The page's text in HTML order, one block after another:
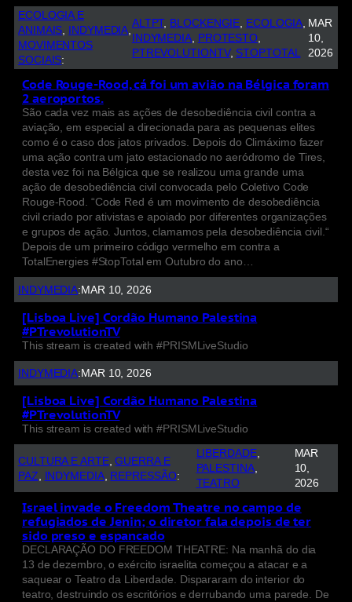
ECOLOGIA E
ANIMAIS, INDYMEDIA ,
MOVIMENTOS
SOCIAIS:
ALTPT, BLOCKENGIE ECOLOGIA
INDYMEDIA
PROTESTO
PTREVOLUTIONTV, STOPTOTAL
MAR
10,
2026
Code Rouge-Rood, cá foi um avião na Bélgica foram
2 aeroportos.
São cada vez mais as ações de desobediência civil contra a
aviação, em especial a direcionada para as pequenas elites
como é o caso dos jatos privados. Depois do Climáximo fazer
uma ação contra um jato estacionado no aeródromo de Tires,
desta vez foi na Bélgica que se realizou uma grande uma
ação de desobediência civil convocada pelo Coletivo Code
Rouge-Rood. “Code Red é um movimento de desobediência
civil criado por ativistas e apoiado por diferentes organizações
e grupos de ação. Juntos, clamamos pela desobediência civil.“
Depois de um primeiro código vermelho em contra a
TotalEnergies #StopTotal em Outubro do ano…
INDYMEDIA:MAR 10, 2026
[Lisboa Live] Cordão Humano Palestina
#PTrevolutionTV
This stream is created with #PRISMLiveStudio
INDYMEDIA: MAR 10, 2026
[Lisboa Live] Cordão Humano Palestina
#PTrevolutionTV
This stream is created with #PRISMLiveStudio
CULTURA E ARTE, GUERRA E
PAZ
INDYMEDIA, REPRESSÃO:
LIBERDADE
PALESTINA
TEATRO
MAR
10,
2026
Israel invade o Freedom Theatre no campo de
refugiados de Jenin; o diretor fala depois de ter
sido preso e espancado
DECLARAÇÃO DO FREEDOM THEATRE: Na manhã do dia
13 de dezembro, o exército israelita começou a atacar e a
saquear o Teatro da Liberdade. Dispararam do interior do
teatro, destruindo os escritórios e derrubando uma parede. De